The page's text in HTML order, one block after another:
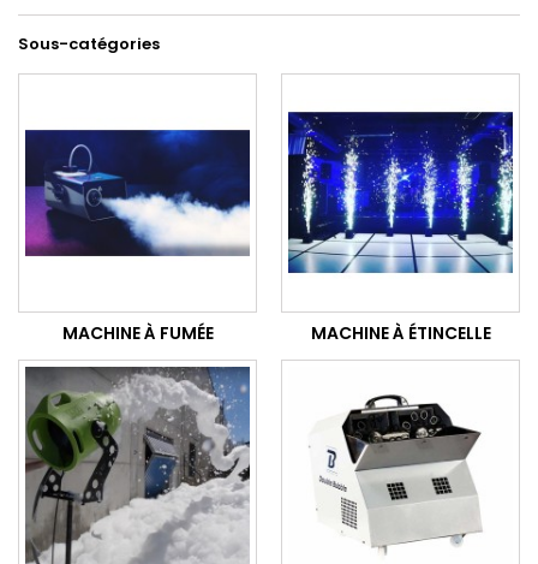
Sous-catégories
MACHINE À FUMÉE MACHINE À ÉTINCELLE